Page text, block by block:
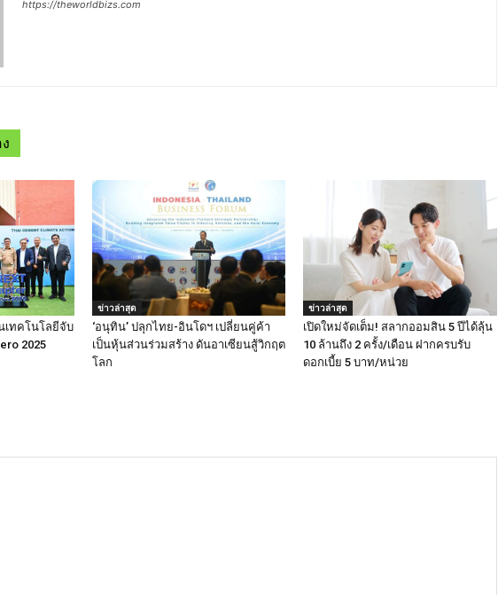
https://theworldbizs.com
เทคโนโลยีจับ
2025
ข่าวล่าสุด
‘อนุทิน’ ปลุกไทย-อินโดฯ เปลี่ยนคู่ค้า
เป็นหุ้นส่วนร่วมสร้าง ดันอาเซียนสู้วิกฤต
โลก
ข่าวล่าสุด
เปิดใหม่จัดเต็ม! สลากออมสิน 5 ปีได้ลุ้น
10 ล้านถึง 2 ครั้ง/เดือน ฝากครบรับ
ดอกเบี้ย 5 บาท/หน่วย